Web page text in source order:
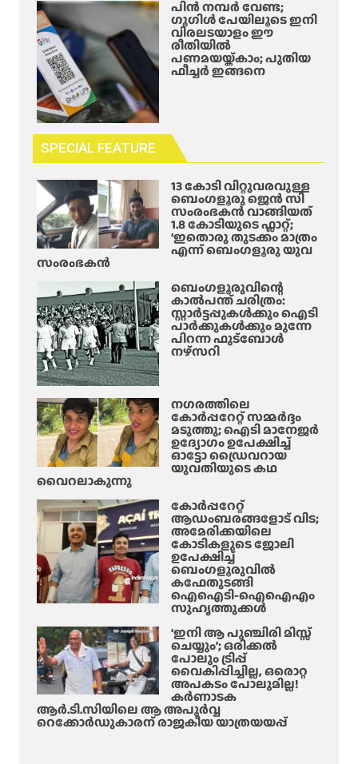
പിൻ നമ്പർ വേണ്ട;
ഗൂഗിൾ പേയിലൂടെ ഇനി
വിരലടയാളം ഈ
രീതിയിൽ
പണമയയ്ക്കാം; പുതിയ
ഫീച്ചർ ഇങ്ങനെ
SPECIAL FEATURE
13 കോടി വിറ്റുവരവുള്ള
ബെംഗളൂരു ജെൻ സി
സംരംഭകൻ വാങ്ങിയത്
1.8 കോടിയുടെ ഫ്ലാറ്റ്;
‘ഇതൊരു തുടക്കം മാത്രം
എന്ന് ബെംഗളൂരു യുവ
സംരംഭകൻ
ബെംഗളൂരുവിന്റെ
കാൽപന്ത് ചരിത്രം:
സ്റ്റാർട്ടപ്പുകൾക്കും ഐടി
പാർക്കുകൾക്കും മുന്നേ
പിറന്ന ഫുട്ബോൾ
നഴ്സറി
നഗരത്തിലെ
കോർപ്പറേറ്റ് സമ്മർദ്ദം
മടുത്തു; ഐടി മാനേജർ
ഉദ്യോഗം ഉപേക്ഷിച്ച്
ഓട്ടോ ഡ്രൈവറായ
യുവതിയുടെ കഥ
വൈറലാകുന്നു
കോർപ്പറേറ്റ്
ആഡംബരങ്ങളോട് വിട;
അമേരിക്കയിലെ
കോടികളുടെ ജോലി
ഉപേക്ഷിച്ച്
ബെംഗളൂരുവിൽ
കഫേതുടങ്ങി
ഐഐടി-ഐഐഎം
സുഹൃത്തുക്കൾ
‘ഇനി ആ പുഞ്ചിരി മിസ്സ്
ചെയ്യും’; ഒരിക്കൽ
പോലും ട്രിപ്പ്
വൈകിപ്പിച്ചില്ല, ഒരൊറ്റ
അപകടം പോലുമില്ല!
കർണാടക
ആർ.ടി.സിയിലെ ആ അപൂർവ്വ
റെക്കോർഡുകാരന് രാജകീയ യാത്രയയപ്പ്